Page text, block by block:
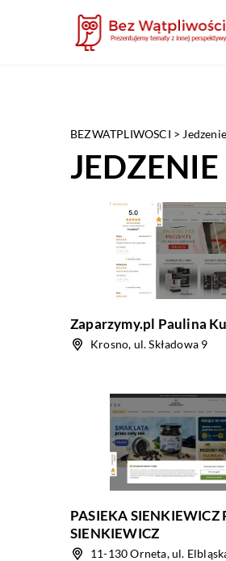
BEZWATPLIWOSCI >
Zaparzymy.pl Paulina
Krosno, ul. Składowa 9
PASIEKA SIENKIEWICZ
SIENKIEWICZ
11-130 Orneta, ul.